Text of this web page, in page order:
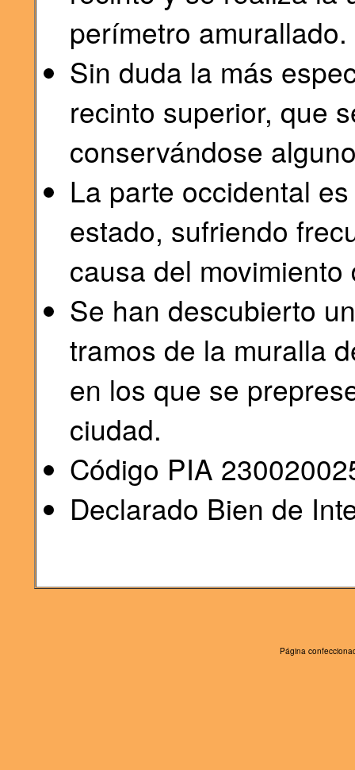
perímetro amurallado.
Sin duda la más
recinto superior, que
conservándose
La parte occidental
estado, sufriendo
causa del movimiento
Se han descubierto
tramos de la muralla
en los que se
ciudad.
Código PIA
Declarado Bien de
Página